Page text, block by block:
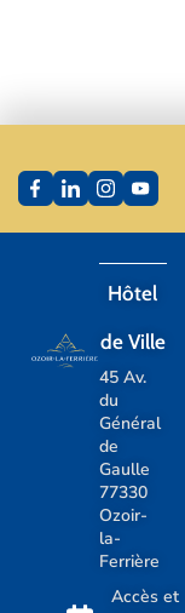
Hôtel
de Ville
45 Av.
du
Général
de
Gaulle
77330
Ozoir-
la-
Ferrière
Accès et